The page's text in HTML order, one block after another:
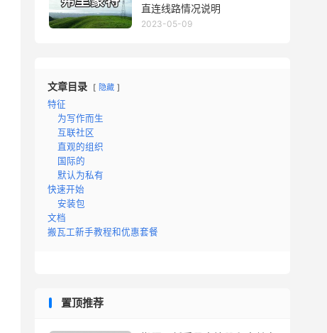
直连线路情况说明
2023-05-09
文章目录 隐藏
特征
为写作而生
互联社区
直观的组织
国际的
默认为私有
快速开始
安装包
文档
搬瓦工新手教程和优惠套餐
置顶推荐